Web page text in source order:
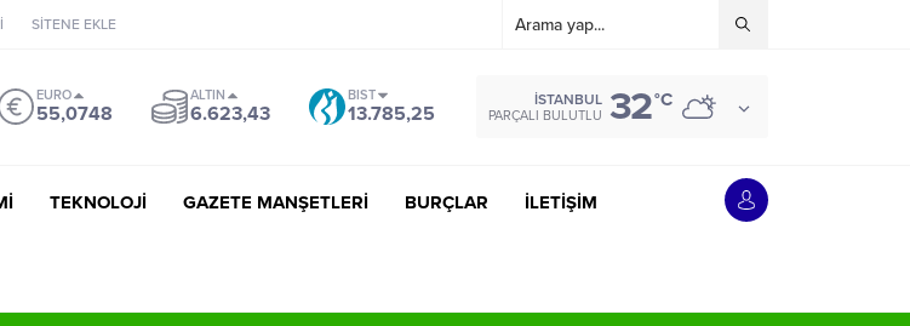
SİTENE EKLE
EURO
55,0748
ALTIN
6.623,43
BIST
13.785,25
İSTANBUL
PARÇALI BULUTLU 32°C
TEKNOLOJİ GAZETE MANŞETLERİ BURÇLAR İLETİŞİM